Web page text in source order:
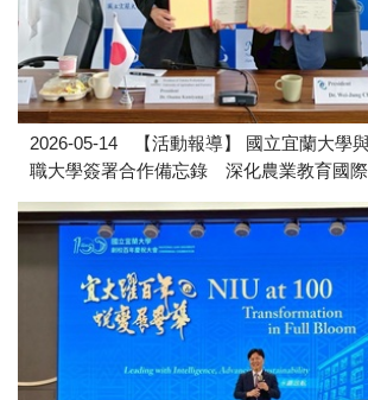
2026-05-14
【活動報導】 國立宜蘭大學
職大學簽署合作備忘錄 深化農業教育國